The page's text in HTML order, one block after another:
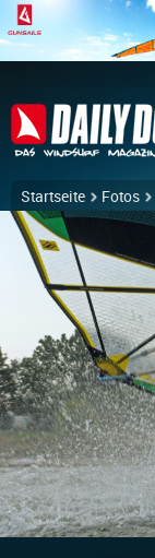
Startseite Fotos